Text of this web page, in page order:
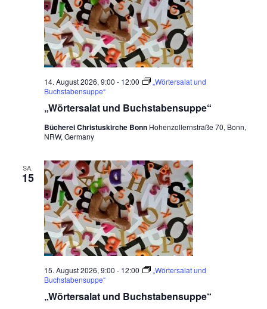
„Wörtersalat und Buchstabensuppe“
14. August 2026, 9:00 - 12:00
„Wörtersalat und
Buchstabensuppe“
Bücherei Christuskirche Bonn Hohenzollernstraße 70, Bonn,
NRW, Germany
SA.
15
„Wörtersalat und Buchstabensuppe“
15. August 2026, 9:00 - 12:00
„Wörtersalat und
Buchstabensuppe“